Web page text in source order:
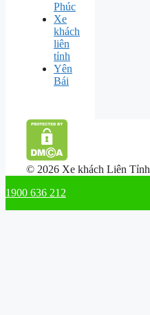
Phúc
Xe
khách
liên
tỉnh
Yên
Bái
© 2026 Xe khách Liên Tỉnh
1900 636 212